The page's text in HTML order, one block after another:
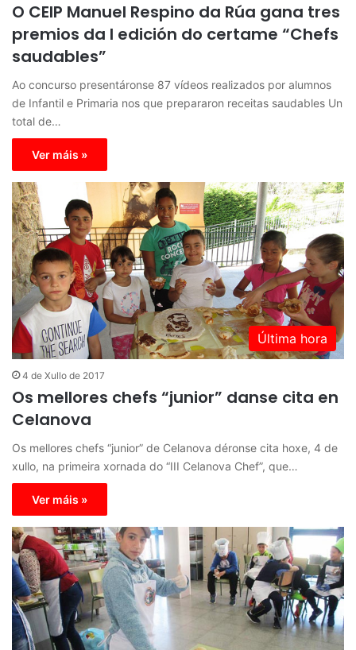
O CEIP Manuel Respino da Rúa gana tres
premios da I edición do certame “Chefs
saudables”
Ao concurso presentáronse 87 vídeos realizados por alumnos
de Infantil e Primaria nos que prepararon receitas saudables Un
total de…
Ver máis »
Última hora
4 de Xullo de 2017
Os mellores chefs “junior” danse cita en
Celanova
Os mellores chefs “junior” de Celanova déronse cita hoxe, 4 de
xullo, na primeira xornada do “III Celanova Chef”, que…
Ver máis »